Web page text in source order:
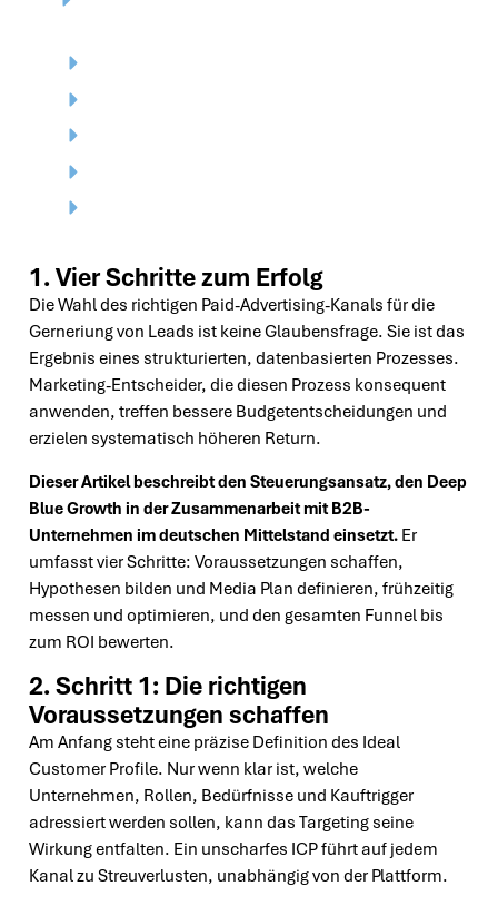
1. Vier Schritte zum Erfolg
Die Wahl des richtigen Paid-Advertising-Kanals für die
Gerneriung von Leads ist keine Glaubensfrage. Sie ist das
Ergebnis eines strukturierten, datenbasierten Prozesses.
Marketing-Entscheider, die diesen Prozess konsequent
anwenden, treffen bessere Budgetentscheidungen und
erzielen systematisch höheren Return.
Dieser Artikel beschreibt den Steuerungsansatz, den Deep
Blue Growth in der Zusammenarbeit mit B2B-
Unternehmen im deutschen Mittelstand einsetzt. Er
umfasst vier Schritte: Voraussetzungen schaffen,
Hypothesen bilden und Media Plan definieren, frühzeitig
messen und optimieren, und den gesamten Funnel bis
zum ROI bewerten.
2. Schritt 1: Die richtigen
Voraussetzungen schaffen
Am Anfang steht eine präzise Definition des Ideal
Customer Profile. Nur wenn klar ist, welche
Unternehmen, Rollen, Bedürfnisse und Kauftrigger
adressiert werden sollen, kann das Targeting seine
Wirkung entfalten. Ein unscharfes ICP führt auf jedem
Kanal zu Streuverlusten, unabhängig von der Plattform.